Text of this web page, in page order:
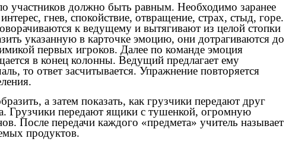
участников должно быть равным. Необходимо заранее
гнев, спокойствие, отвращение, страх, стыд, горе.
к ведущему и вытягивают из целой стопки
указанную в карточке эмоцию, они дотрагиваются до
первых игроков. Далее по команде эмоция
в конец колонны. Ведущий предлагает ему
то ответ засчитывается. Упражнение повторяется
а затем показать, как грузчики передают друг
Грузчики передают ящики с тушенкой, огромную
После передачи каждого «предмета» учитель называет
продуктов.